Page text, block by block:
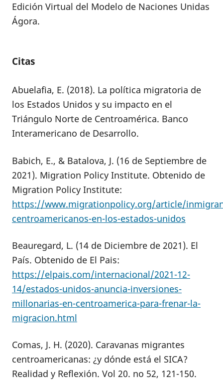
Edición Virtual del Modelo de Naciones Unidas
Ágora.
Citas
Abuelafia, E. (2018). La política migratoria de
los Estados Unidos y su impacto en el
Triángulo Norte de Centroamérica. Banco
Interamericano de Desarrollo.
Babich, E., & Batalova, J. (16 de Septiembre de
2021). Migration Policy Institute. Obtenido de
Migration Policy Institute:
https://www.migrationpolicy.org/article/
centroamericanos-en-los-estados-unidos
Beauregard, L. (14 de Diciembre de 2021). El
País. Obtenido de El Pais:
https://elpais.com/internacional/2021-12-
14/estados-unidos-anuncia-inversiones-
millonarias-en-centroamerica-para-frenar-la-
migracion.html
Comas, J. H. (2020). Caravanas migrantes
centroamericanas: ¿y dónde está el SICA?
Realidad y Reflexión. Vol 20. no 52, 121-150.